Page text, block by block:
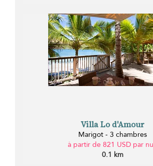
Villa Lo d'Amour
Marigot - 3 chambres
à partir de 821 USD par
0.1 km